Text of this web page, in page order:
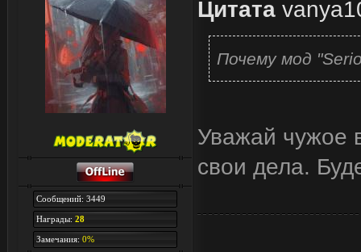
Сообщений: 3449
Награды: 28
Замечания: 0%
Цитата
Почему мод
Уважай чужое
свои дела.